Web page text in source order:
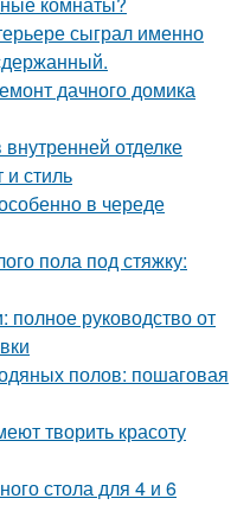
сыграл именно
дачного домика
отделке
и стиль
в череде
пола под стяжку:
руководство от
полов: пошаговая
творить красоту
стола для 4 и 6